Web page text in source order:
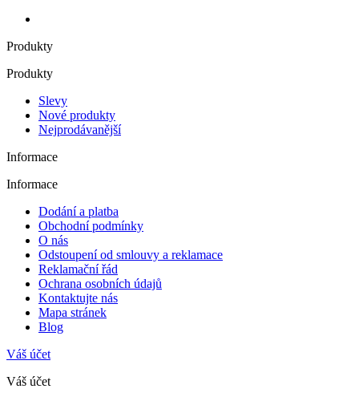
Produkty
Produkty
Slevy
Nové produkty
Nejprodávanější
Informace
Informace
Dodání a platba
Obchodní podmínky
O nás
Odstoupení od smlouvy a reklamace
Reklamační řád
Ochrana osobních údajů
Kontaktujte nás
Mapa stránek
Blog
Váš účet
Váš účet